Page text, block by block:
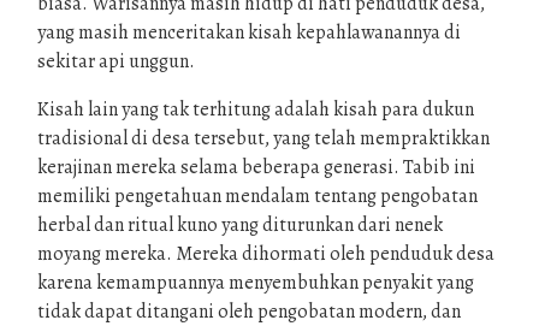
yang masih menceritakan kisah kepahlawanannya di
sekitar api unggun.
Kisah lain yang tak terhitung adalah kisah para dukun
tradisional di desa tersebut, yang telah mempraktikkan
kerajinan mereka selama beberapa generasi. Tabib ini
memiliki pengetahuan mendalam tentang pengobatan
herbal dan ritual kuno yang diturunkan dari nenek
moyang mereka. Mereka dihormati oleh penduduk desa
karena kemampuannya menyembuhkan penyakit yang
tidak dapat ditangani oleh pengobatan modern, dan